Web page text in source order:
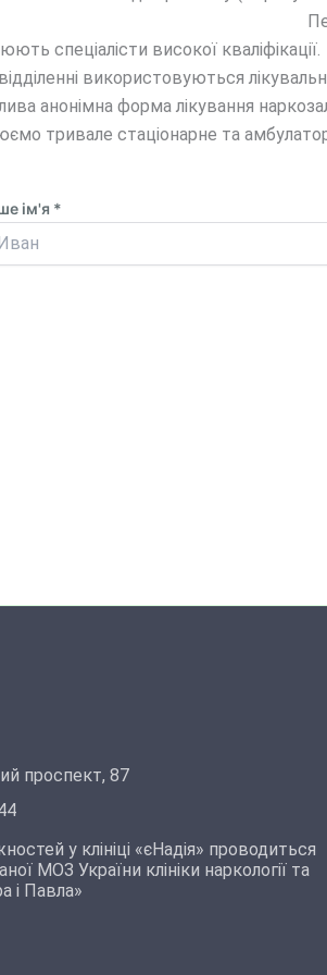
спеціалісти високої кваліфікації.
використовуються
анонімна форма лікування
тривале стаціонарне та
ім'я *
проспект, 87
у клініці «єНадія» проводиться
МОЗ України клініки наркології та
і Павла»